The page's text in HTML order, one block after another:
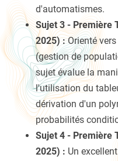
d'automatismes.
Sujet 3 - Première
2025) :Orienté
(gestion de
sujet évalue la
l'utilisation du
dérivation d'un
probabilités
Sujet 4 - Première
2025) : Un